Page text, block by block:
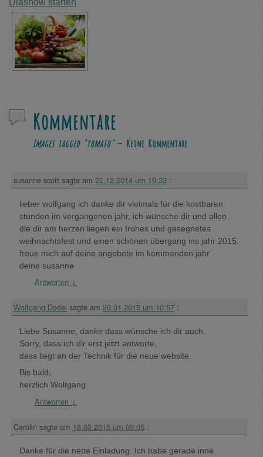
Diashow starten
Kommentare
Images tagged "tomato"— Keine Kommentare
susanne scott sagte am 22.12.2014 um 19:33 :
lieber wolfgang ich danke dir vielmals für die kostbaren
stunden im vergangenen jahr, ich wünsche dir und allen
die dir am herzen liegen ein frohes und gesegnetes
weihnachtsfest und einen schönen übergang ins jahr 2015.
freue mich auf deine angebote im kommenden jahr
deine susanne
Antworten ↓
Wolfgang Dodel sagte am 20.01.2015 um 10:57 :
Liebe Susanne, danke dass wünsche ich dir auch.
Sorry, dass ich dir erst jetzt antworte,
dass liegt an der Technik für die neue website.
Bis bald,
herzlich Wolfgang
Antworten ↓
Carolin sagte am 18.02.2015 um 09:05 :
Danke für die nette Einladung. Ich habe gerade inne